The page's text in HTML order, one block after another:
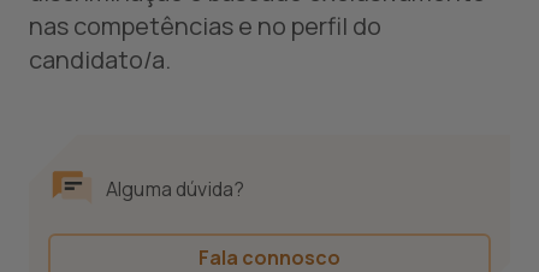
nas competências e no perfil do
candidato/a.
Alguma dúvida?
Fala connosco